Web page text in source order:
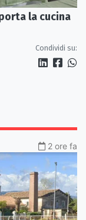
la cucina
Condividi su:
2 ore fa